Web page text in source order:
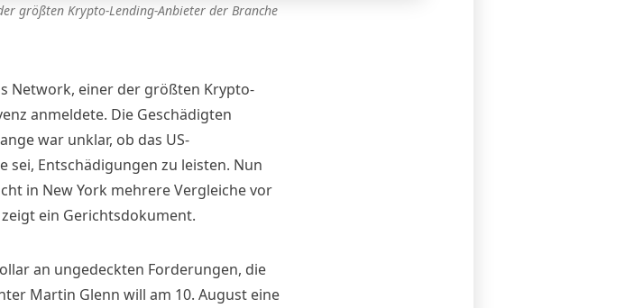
größten Krypto-Lending-Anbieter der Branche
Network, einer der größten Krypto-
anmeldete. Die Geschädigten
war unklar, ob das US-
Entschädigungen zu leisten. Nun
in New York mehrere Vergleiche vor
ein Gerichtsdokument.
an ungedeckten Forderungen, die
Martin Glenn will am 10. August eine